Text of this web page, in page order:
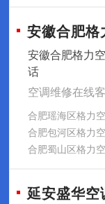
安徽合肥格
安徽合肥格力
话
空调维修在线
延安盛华空